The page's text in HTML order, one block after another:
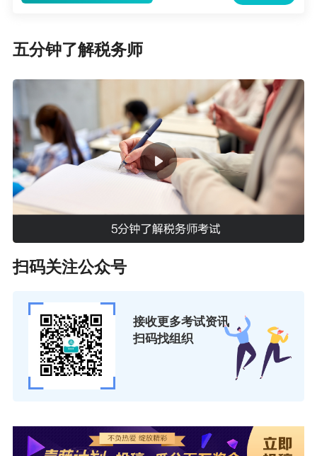
五分钟了解税务师
扫码关注公众号
接收更多考试资讯
扫码找组织